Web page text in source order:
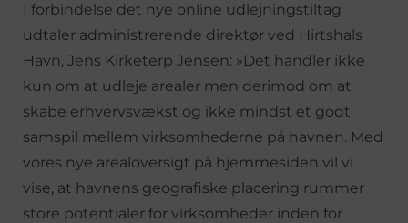
I forbindelse det nye online udlejningstiltag
udtaler administrerende direktør ved Hirtshals
Havn, Jens Kirketerp Jensen: »Det handler ikke
kun om at udleje arealer men derimod om at
skabe erhvervsvækst og ikke mindst et godt
samspil mellem virksomhederne på havnen. Med
vores nye arealoversigt på hjemmesiden vil vi
vise, at havnens geografiske placering rummer
store potentialer for virksomheder inden for